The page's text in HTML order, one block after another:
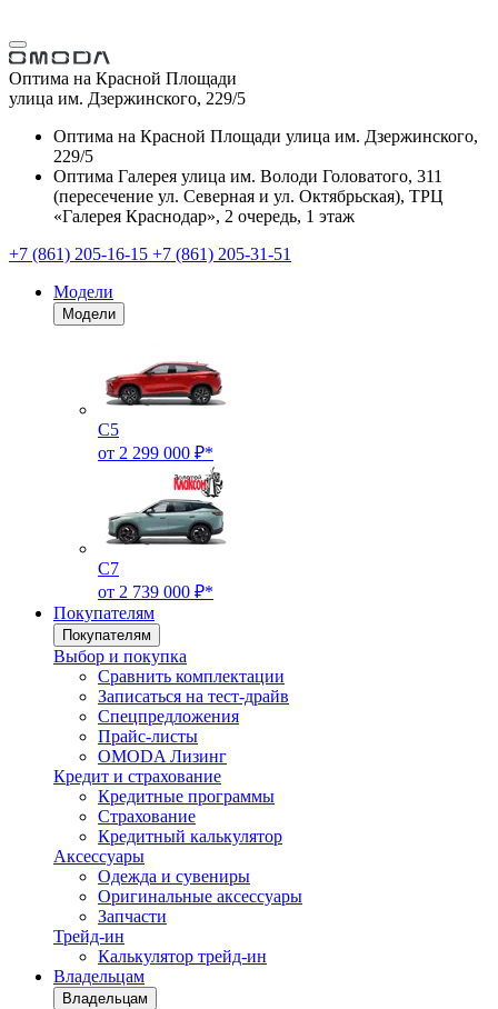
Оптима на Красной Площади
улица им. Дзержинского, 229/5
Оптима на Красной Площади улица им. Дзержинского,
229/5
Оптима Галерея улица им. Володи Головатого, 311
(пересечение ул. Северная и ул. Октябрьская), ТРЦ
«Галерея Краснодар», 2 очередь, 1 этаж
+7 (861) 205-16-15 +7 (861) 205-31-51
Модели
Модели
C5
от 2 299 000 ₽*
C7
от 2 739 000 ₽*
Покупателям
Покупателям
Выбор и покупка
Сравнить комплектации
Записаться на тест-драйв
Cпецпредложения
Прайс-листы
OMODA Лизинг
Кредит и страхование
Кредитные программы
Страхование
Кредитный калькулятор
Аксессуары
Одежда и сувениры
Оригинальные аксессуары
Запчасти
Трейд-ин
Калькулятор трейд-ин
Владельцам
Владельцам